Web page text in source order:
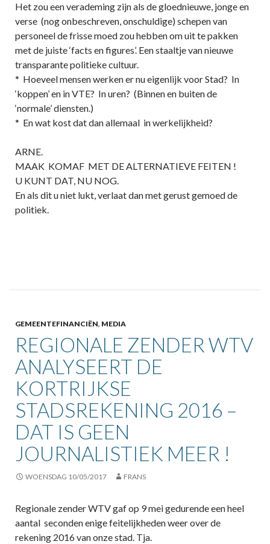
Het zou een verademing zijn als de gloednieuwe, jonge en
verse (nog onbeschreven, onschuldige) schepen van
personeel de frisse moed zou hebben om uit te pakken
met de juiste ‘facts en figures’. Een staaltje van nieuwe
transparante politieke cultuur.
* Hoeveel mensen werken er nu eigenlijk voor Stad? In
‘koppen’ en in VTE? In uren? (Binnen en buiten de
‘normale’ diensten.)
* En wat kost dat dan allemaal in werkelijkheid?
ARNE.
MAAK KOMAF MET DE ALTERNATIEVE FEITEN !
U KUNT DAT, NU NOG.
En als dit u niet lukt, verlaat dan met gerust gemoed de
politiek.
GEMEENTEFINANCIËN, MEDIA
REGIONALE ZENDER WTV
ANALYSEERT DE
KORTRIJKSE
STADSREKENING 2016 –
DAT IS GEEN
JOURNALISTIEK MEER !
WOENSDAG 10/05/2017 FRANS
Regionale zender WTV gaf op 9 mei gedurende een heel
aantal seconden enige feitelijkheden weer over de
rekening 2016 van onze stad. Tja.